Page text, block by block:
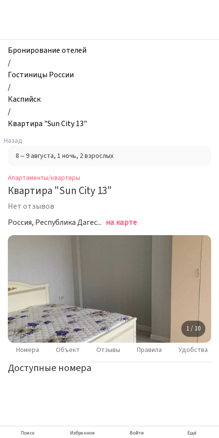
и
квартиры,
Квартира
"Sun
City
13",
Каспийск,
Россия
Бронирование отелей
/
Гостиницы России
/
Каспийск
/
Квартира "Sun City 13"
Назад
8 – 9 августа, 1 ночь, 2 взрослых
Апартаменты/квартиры
Квартира "Sun City 13"
Нет отзывов
Россия, Республика Дагестан, Каспийск, улица Магомедали Магомеджановa, 8А на карте
1 / 10
Номера Объект Отзывы Правила Удобства
Доступные номера
Поиск Избранное Войти Ещё